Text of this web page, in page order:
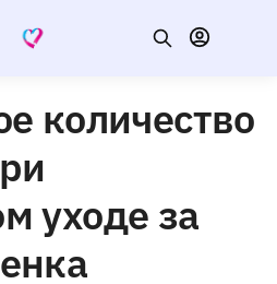
количество
уходе за